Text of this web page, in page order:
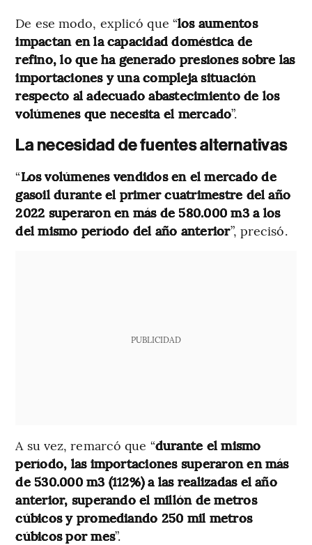
De ese modo, explicó que “los aumentos
impactan en la capacidad doméstica de
refino, lo que ha generado presiones sobre las
importaciones y una compleja situación
respecto al adecuado abastecimiento de los
volúmenes que necesita el mercado”.
La necesidad de fuentes alternativas
“Los volúmenes vendidos en el mercado de
gasoil durante el primer cuatrimestre del año
2022 superaron en más de 580.000 m3 a los
del mismo período del año anterior”, precisó.
PUBLICIDAD
A su vez, remarcó que “durante el mismo
período, las importaciones superaron en más
de 530.000 m3 (112%) a las realizadas el año
anterior, superando el millón de metros
cúbicos y promediando 250 mil metros
cúbicos por mes”.